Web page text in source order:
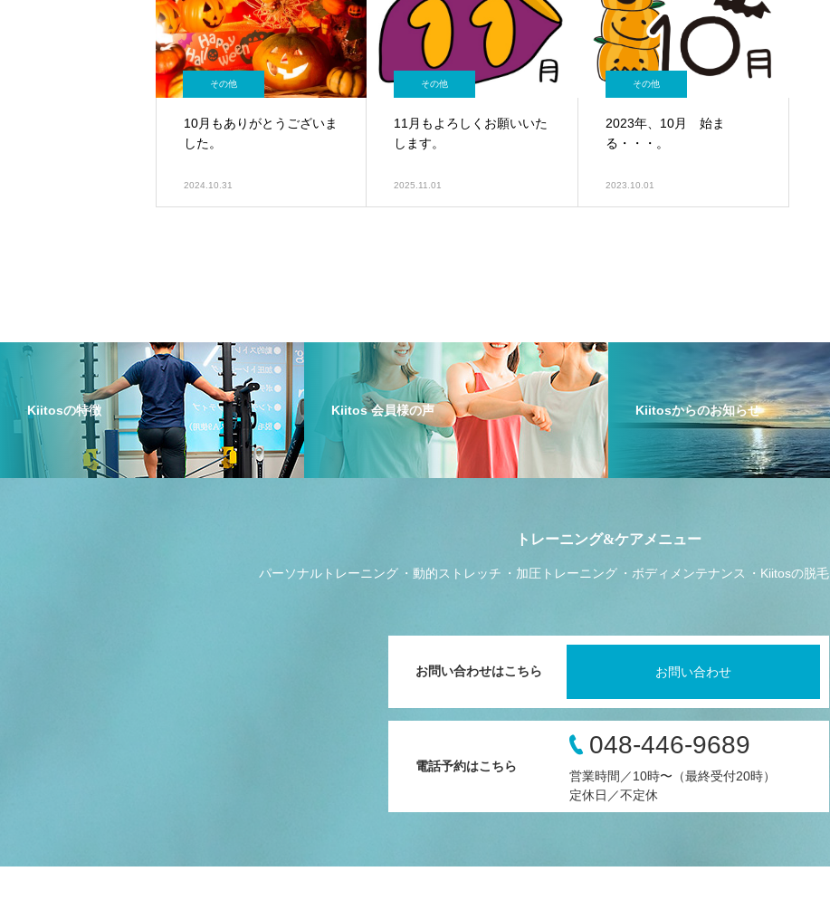
その他
10月もありがとうございま
した。
2024.10.31
その他
11月もよろしくお願いいた
します。
2025.11.01
その他
2023年、10月 始ま
る・・・。
2023.10.01
Kiitosの特徴 Kiitos 会員様の声 Kiitosからのお知らせ
トレーニング&ケアメニュー
パーソナルトレーニング 動的ストレッチ 加圧トレーニング ボディメンテナンス Kiitosの脱毛
お問い合わせはこちら お問い合わせ
電話予約はこちら
048-446-9689
営業時間／10時〜（最終受付20時）
定休日／不定休